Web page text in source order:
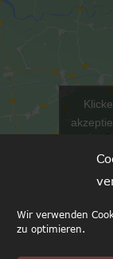
Wir verwenden
zu optimieren.